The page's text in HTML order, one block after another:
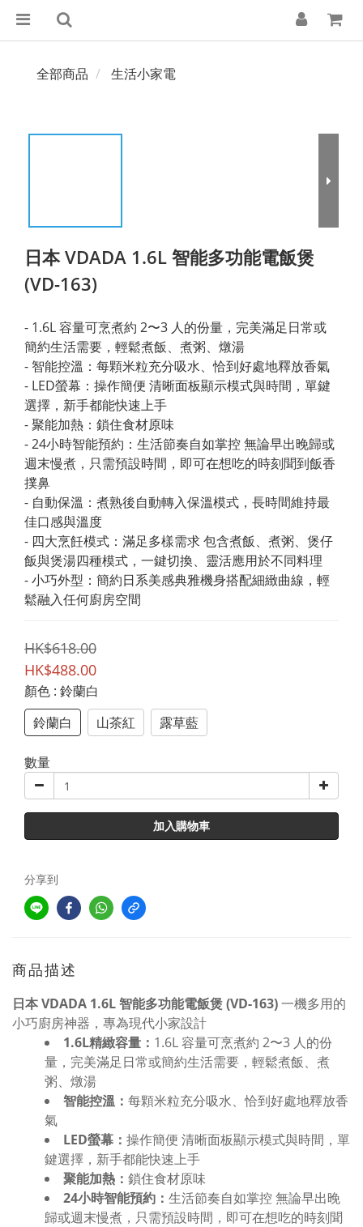
全部商品 生活小家電
日本 VDADA 1.6L 智能多功能電飯煲
(VD-163)
- 1.6L 容量可烹煮約 2〜3 人的份量，完美滿足日常或
簡約生活需要，輕鬆煮飯、煮粥、燉湯
- 智能控溫：每顆米粒充分吸水、恰到好處地釋放香氣
- LED螢幕：操作簡便 清晰面板顯示模式與時間，單鍵
選擇，新手都能快速上手
- 聚能加熱：鎖住食材原味
- 24小時智能預約：生活節奏自如掌控 無論早出晚歸或
週末慢煮，只需預設時間，即可在想吃的時刻聞到飯香
撲鼻
- 自動保溫：煮熟後自動轉入保溫模式，長時間維持最
佳口感與溫度
- 四大烹飪模式：滿足多樣需求 包含煮飯、煮粥、煲仔
飯與煲湯四種模式，一鍵切換、靈活應用於不同料理
- 小巧外型：簡約日系美感典雅機身搭配細緻曲線，輕
鬆融入任何廚房空間
HK$618.00
HK$488.00
顏色 : 鈴蘭白
鈴蘭白
山茶紅 露草藍
數量
加入購物車
分享到
商品描述
日本 VDADA 1.6L 智能多功能電飯煲 (VD-163)一機多用的
小巧廚房神器，專為現代小家設計
1.6L精緻容量： 1.6L 容量可烹煮約 2〜3 人的份
量，完美滿足日常或簡約生活需要，輕鬆煮飯、煮
粥、燉湯
智能控溫： 每顆米粒充分吸水、恰到好處地釋放香
氣
LED螢幕： 操作簡便 清晰面板顯示模式與時間，單
鍵選擇，新手都能快速上手
聚能加熱： 鎖住食材原味
24小時智能預約： 生活節奏自如掌控 無論早出晚
歸或週末慢煮，只需預設時間，即可在想吃的時刻聞